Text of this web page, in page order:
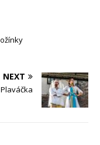
NEXT